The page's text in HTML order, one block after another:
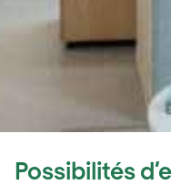
Possibilités